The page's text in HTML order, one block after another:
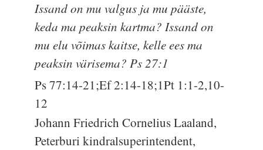
Issand on mu valgus ja mu pääste,
keda ma peaksin kartma? Issand on
mu elu võimas kaitse, kelle ees ma
peaksin värisema? Ps 27:1
Ps 77:14-21;Ef 2:14-18;1Pt 1:1-2,10-
12
Johann Friedrich Cornelius Laaland,
Peterburi kindralsuperintendent,